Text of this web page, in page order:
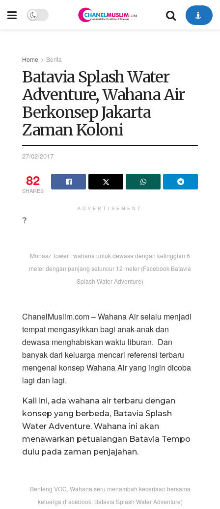
Home Berita
Batavia Splash Water
Adventure, Wahana Air
Berkonsep Jakarta
Zaman Koloni
27/02/2017
82
SHARES
ADVERTISEMENT
?
Monasz Tower , wahana untuk dewasa dengan ketinggian 6
meter dengan panjang seluncur 12 meter (Facebook Batavia
Splash Water Adventure)
ChanelMuslim.com – Wahana Air selalu menjadi
tempat mengasyikkan bagi anak-anak dan
dewasa menghabiskan waktu liburan. Dan
banyak dari keluarga mencari referensi terbaru
mengenai konsep Wahana Air yang ingin dicoba
lagi dan lagi.
Kali ini, ada wahana air terbaru dengan
konsep yang berbeda, Batavia Splash
Water Adventure. Wahana ini akan
menawarkan petualangan Batavia Tempo
dulu pada zaman penjajahan.
Benteng VOC, Wahana seru menambah keceriaan bersama
keluarga (Facebook: Batavia Splash Water Adventure)